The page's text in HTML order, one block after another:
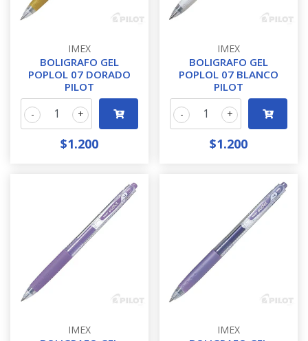
IMEX
BOLIGRAFO GEL
POPLOL 07 DORADO
PILOT
+
-
$1.200
IMEX
BOLIGRAFO GEL
POPLOL 07 BLANCO
PILOT
+
-
$1.200
IMEX IMEX